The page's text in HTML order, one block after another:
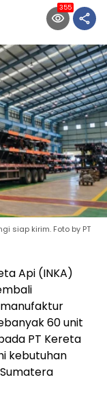
355
siap kirim. Foto by PT
Api (INKA)
60 unit
PT Kereta
kebutuhan